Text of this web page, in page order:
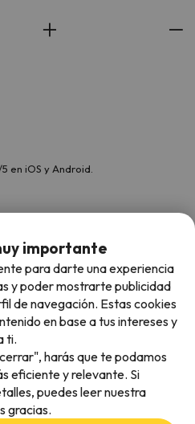
en iOS y Android.
importante
para darte una experiencia
y poder mostrarte publicidad
de navegación. Estas cookies
en base a tus intereses y
ti.
harás que te podamos
eficiente y relevante. Si
puedes leer nuestra
gracias.